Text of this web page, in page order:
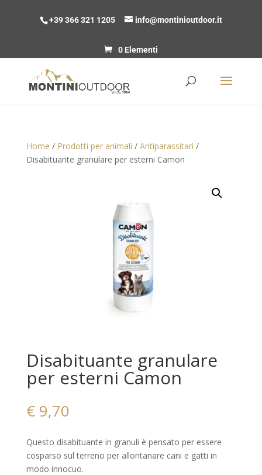
+39 366 321 1205 info@montinioutdoor.it
0 Elementi
Home / Prodotti per animali / Antiparassitari /
Disabituante granulare per esterni Camon
Disabituante granulare
per esterni Camon
€9,70
Questo disabituante in granuli è pensato per essere
cosparso sul terreno per allontanare cani e gatti in
modo innocuo.